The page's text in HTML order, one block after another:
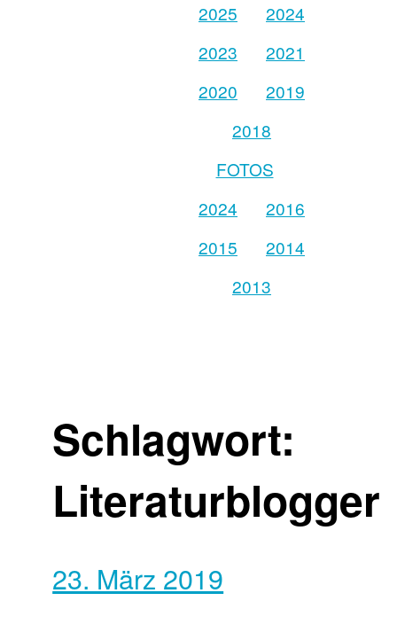
2025
2024
2023
2021
2020
2019
2018
FOTOS
2024
2016
2015
2014
2013
Schlagwort:
Literaturblogger
23. März 2019